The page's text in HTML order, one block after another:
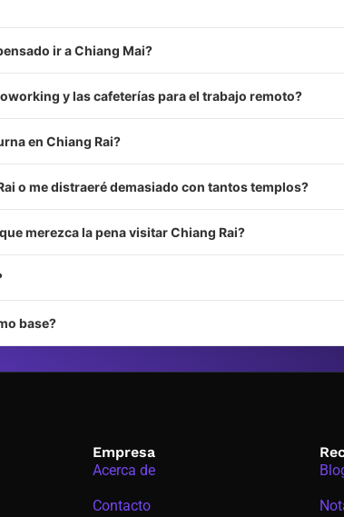
ir a Chiang Mai?
y las cafeterías para el trabajo remoto?
en Chiang Rai?
o me distraeré demasiado con tantos templos?
merezca la pena visitar Chiang Rai?
base?
Empresa
Acerca de
Contacto